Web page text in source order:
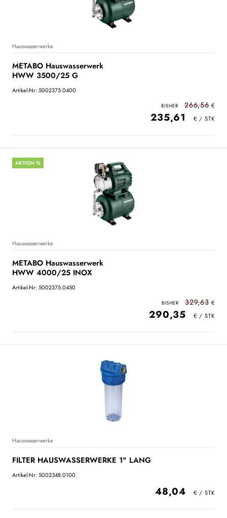
Hauswasserwerke
METABO Hauswasserwerk
HWW 3500/25 G
Artikel-Nr: 5002375.0400
266,56
235,61
AKTION %
Hauswasserwerke
METABO Hauswasserwerk
HWW 4000/25 INOX
Artikel-Nr: 5002375.0450
329,63
290,35
Hauswasserwerke
FILTER HAUSWASSERWERKE 1" LANG
Artikel-Nr: 5002348.0100
48,04